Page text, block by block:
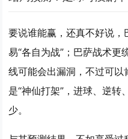
要说谁能赢，还真不好说
易“各自为战”；巴萨战术
线可能会出漏洞，不过可
是“神仙打架”，进球、逆转
少。